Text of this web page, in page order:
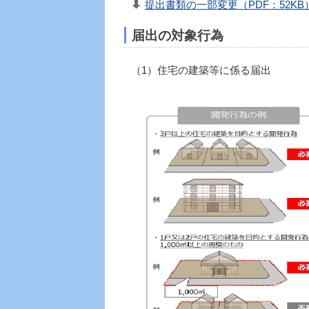
提出書類の一部変更（PDF：52KB
届出の対象行為
（1）住宅の建築等に係る届出